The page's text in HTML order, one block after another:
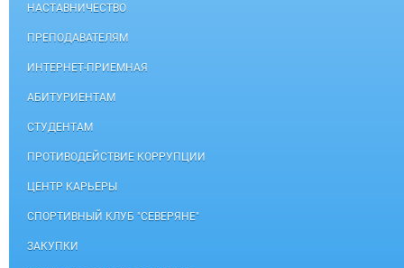
НАСТАВНИЧЕСТВО
ПРЕПОДАВАТЕЛЯМ
ИНТЕРНЕТ-ПРИЕМНАЯ
АБИТУРИЕНТАМ
СТУДЕНТАМ
ПРОТИВОДЕЙСТВИЕ КОРРУПЦИИ
ЦЕНТР КАРЬЕРЫ
СПОРТИВНЫЙ КЛУБ "СЕВЕРЯНЕ"
ЗАКУПКИ